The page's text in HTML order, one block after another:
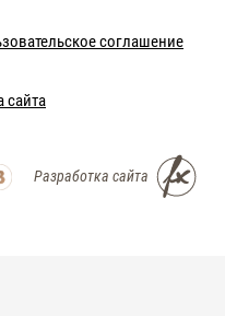
соглашение
сайта
Разработка сайта